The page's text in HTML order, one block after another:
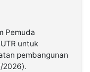
Pemuda
untuk
pembangunan
2026).